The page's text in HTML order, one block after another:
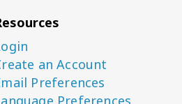
an Account
Preferences